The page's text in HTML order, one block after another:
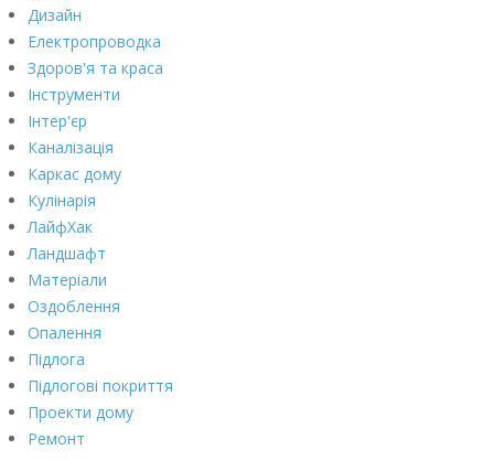
Дизайн
Електропроводка
Здоров'я та краса
Інструменти
Інтер'єр
Каналізація
Каркас дому
Кулінарія
ЛайфХак
Ландшафт
Матеріали
Оздоблення
Опалення
Підлога
Підлогові покриття
Проекти дому
Ремонт